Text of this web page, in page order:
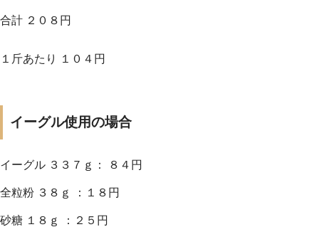
合計 ２０８円
１斤あたり １０４円
イーグル使用の場合
イーグル ３３７ｇ： ８４円
全粒粉 ３８ｇ ：１８円
砂糖 １８ｇ ：２５円